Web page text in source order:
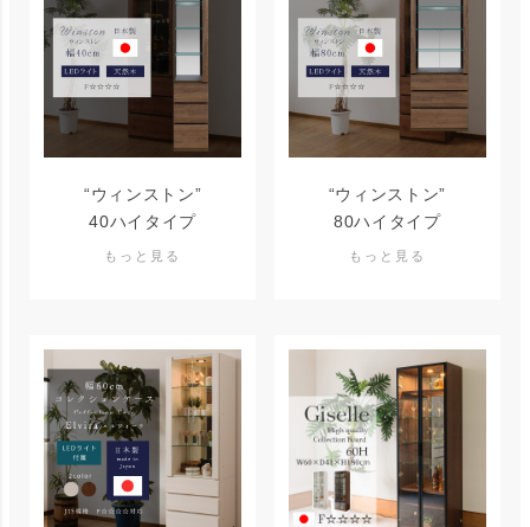
“ウィンストン”
40ハイタイプ
“ウィンストン”
80ハイタイプ